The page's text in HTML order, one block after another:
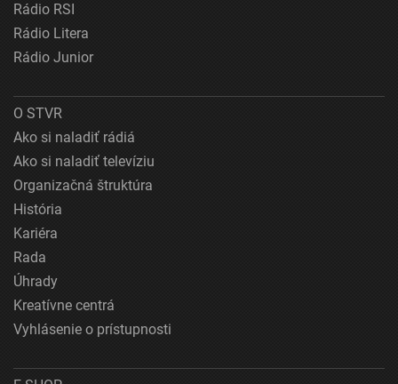
Rádio RSI
Rádio Litera
Rádio Junior
O STVR
Ako si naladiť rádiá
Ako si naladiť televíziu
Organizačná štruktúra
História
Kariéra
Rada
Úhrady
Kreatívne centrá
Vyhlásenie o prístupnosti